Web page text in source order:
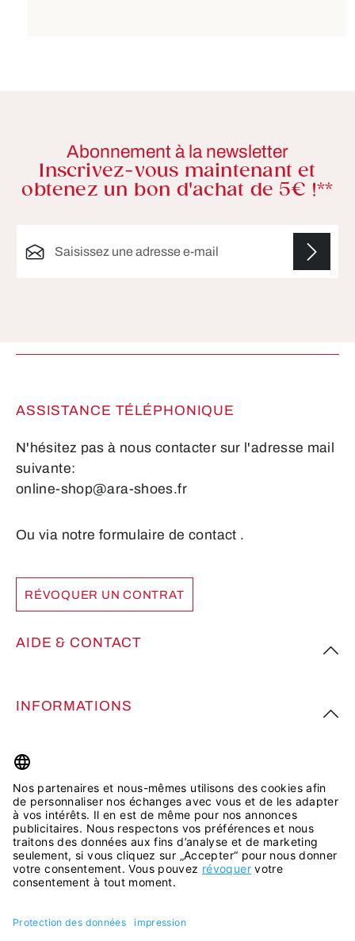
Abonnement à la newsletter
Inscrivez-vous maintenant et
obtenez un bon d'achat de 5€ !**
ASSISTANCE TÉLÉPHONIQUE
N'hésitez pas à nous contacter sur l'adresse mail
suivante:
online-shop@ara-shoes.fr
Ou via notre formulaire de contact .
RÉVOQUER UN CONTRAT
AIDE & CONTACT
INFORMATIONS
PLUS D’INSPIRATION